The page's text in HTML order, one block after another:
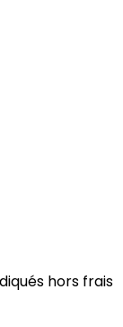
hors frais